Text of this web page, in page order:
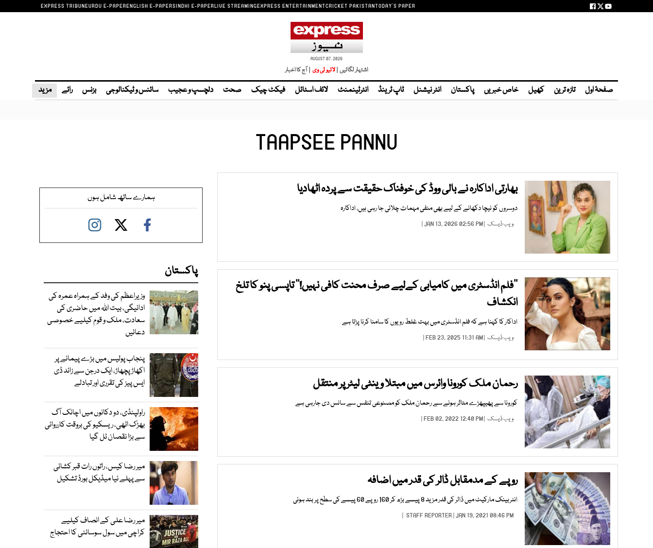
EXPRESS TRIBUNEURDU E-PAPERENGLISH E-PAPERSINDHI E-PAPERLIVE STREAMINGEXPRESS ENTERTAINMENTCRICKET PAKISTANTODAY'S PAPER
AUGUST 07, 2026
اشتہار لگائیں | | آج کا اخبار
صفحۂ اول تازہ ترین کھیل خاص خبریں پاکستان انٹر نیشنل ٹاپ ٹرینڈ انٹرٹینمنٹ لائف اسٹائل فیکٹ چیک صحت دلچسپ و عجیب سائنس و ٹیکنالوجی بزنس رائے مزید
TAAPSEE PANNU
بھارتی اداکارہ نے بالی ووڈ کی خوفناک حقیقت سے پردہ اٹھادیا
دوسروں کو نیچا دکھانے کے لیے بھی منفی مہمات چلائی جا رہی ہیں، اداکارہ
ویب ڈیسک | JAN 13, 2026 02:56 PM |
’’فلم انڈسٹری میں کامیابی کےلیے صرف محنت کافی نہیں!‘‘ تاپسی پنو کا تلخ
انکشاف
اداکار کا کہنا ہے کہ فلم انڈسٹری میں بہت غلط رویوں کا سامنا کرنا پڑتا ہے
ویب ڈیسک | FEB 23, 2025 11:31 AM |
رحمان ملک کورونا وائرس میں مبتلا وینٹی لیٹر پر منتقل
کورونا سے پھیپھڑے متاثر ہونے سے رحمان ملک کو مصنوعی تنفس سے سانس دی جارہی ہے
ویب ڈیسک | FEB 02, 2022 12:40 PM |
روپے کے مدمقابل ڈالر کی قدر میں اضافہ
انٹربینک مارکیٹ میں ڈالر کی قدر مزید 8 پیسے بڑھ کر 160 روپے 60 پیسے کی سطح پر بند ہوئی
STAFF REPORTER| JAN 19, 2021 08:46 PM |
ہمارے ساتھ شامل ہوں
پاکستان
وزیراعظم کی وفد کے ہمراہ عمرہ کی
ادائیگی، بیت اللہ میں حاضری کی
سعادت، ملک و قوم کیلیے خصوصی
دعائیں
پنجاب پولیس میں بڑے پیمانے پر
اکھاڑ پچھاڑ، ایک درجن سے زائد ڈی
ایس پیز کی تقرری اور تبادلے
راولپنڈی، دو دکانوں میں اچانک آگ
بھڑک اٹھی، ریسکیو کی بروقت کارروائی
سے بڑا نقصان ٹل گیا
میر رضا کیس، راتوں رات قبر کشائی
سے پہلے نیا میڈیکل بورڈ تشکیل
میر رضا علی کے انصاف کیلیے
کراچی میں سول سوسائٹی کا احتجاج